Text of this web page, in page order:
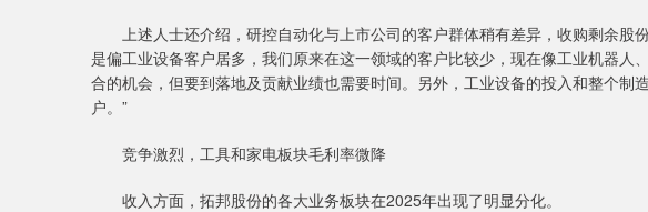
上述人士还介绍，研控自动化与上市公司的客户群体稍有差异，收购剩余股
是偏工业设备客户居多，我们原来在这一领域的客户比较少，现在像工业机器人
合的机会，但要到落地及贡献业绩也需要时间。另外，工业设备的投入和整个制
户。”
竞争激烈，工具和家电板块毛利率微降
收入方面，拓邦股份的各大业务板块在2025年出现了明显分化。